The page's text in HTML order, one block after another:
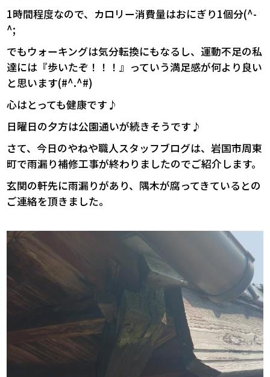
1時間程度なので、カロリー消費量はおにぎり1個分(^-
^;
でもウォーキングは気分転換にもなるし、運動不足の私
達には『歩いたぞ！！！』っていう満足感が何より良い
と思います(#^.^#)
心はとっても健康です♪
日曜日の夕方は公園通いが続きそうです♪
さて、今日のやねや職人スタッフブログは、岩国市周東
町で雨漏り補修工事が終わりましたのでご紹介します。
玄関の軒先に雨漏りがあり、隅木が腐ってきているとの
ご連絡を頂きました。